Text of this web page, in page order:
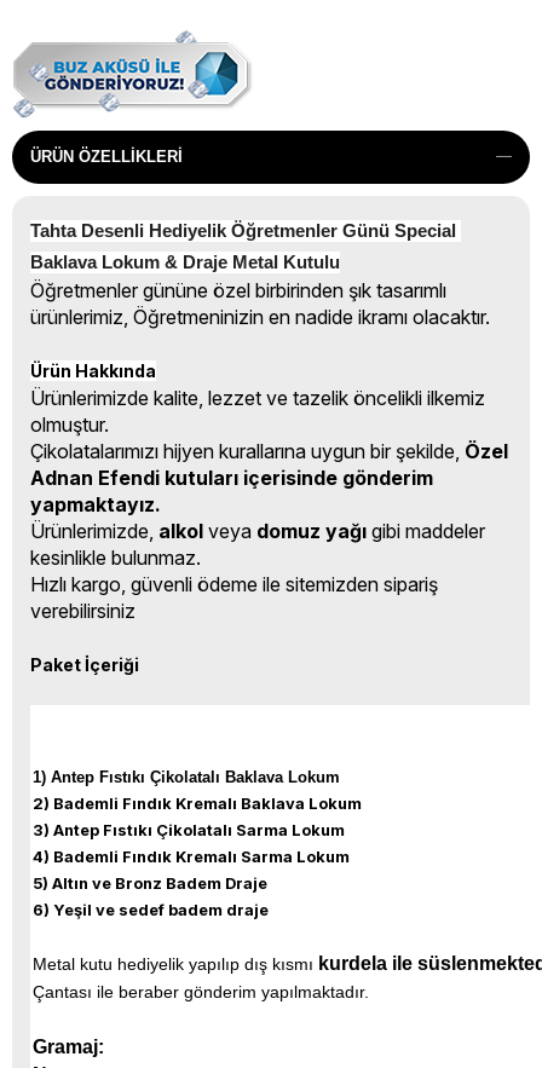
ÜRÜN ÖZELLIKLERI
Tahta Desenli Hediyelik Öğretmenler Günü Special
Baklava Lokum & Draje Metal Kutulu
Öğretmenler gününe özel birbirinden şık tasarımlı
ürünlerimiz, Öğretmeninizin en nadide ikramı olacaktır.
Ürün Hakkında
Ürünlerimizde kalite, lezzet ve tazelik öncelikli ilkemiz
olmuştur.
Çikolatalarımızı hijyen kurallarına uygun bir şekilde, Özel
Adnan Efendi kutuları içerisinde gönderim
yapmaktayız.
Ürünlerimizde, alkol veya domuz yağı gibi maddeler
kesinlikle bulunmaz.
Hızlı kargo, güvenli ödeme ile sitemizden sipariş
verebilirsiniz
Paket İçeriği
1) Antep Fıstıkı Çikolatalı Baklava Lokum
2) Bademli Fındık Kremalı Baklava Lokum
3) Antep Fıstıkı Çikolatalı Sarma Lokum
4) Bademli Fındık Kremalı Sarma Lokum
5) Altın ve Bronz Badem Draje
6) Yeşil ve sedef badem draje
Metal kutu hediyelik yapılıp dış kısmı kurdela ile
Çantası ile beraber gönderim yapılmaktadır.
Gramaj: